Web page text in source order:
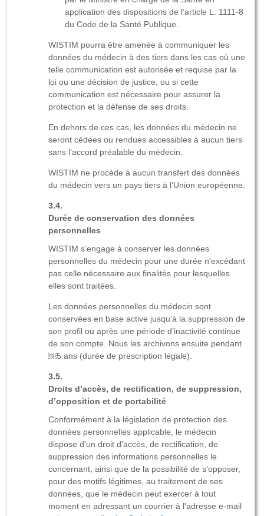
application des dispositions de l’article L. 1111-8
du Code de la Santé Publique.
WISTIM pourra être amenée à communiquer les
données du médecin à des tiers dans les cas où une
telle communication est autorisée et requise par la
loi ou une décision de justice, ou si cette
communication est nécessaire pour assurer la
protection et la défense de ses droits.
En dehors de ces cas, les données du médecin ne
seront cédées ou rendues accessibles à aucun tiers
sans l’accord préalable du médecin.
WISTIM ne procède à aucun transfert des données
du médecin vers un pays tiers à l’Union européenne.
Durée de conservation des données
personnelles
WISTIM s’engage à conserver les données
personnelles du médecin pour une durée n'excédant
pas celle nécessaire aux finalités pour lesquelles
elles sont traitées.
Les données personnelles du médecin sont
conservées en base active jusqu’à la suppression de
son profil ou après une période d’inactivité continue
de son compte. Nous les archivons ensuite pendant
￼5 ans (durée de prescription légale).
Droits d’accès, de rectification, de suppression,
d’opposition et de portabilité
Conformément à la législation de protection des
données personnelles applicable, le médecin
dispose d'un droit d'accès, de rectification, de
suppression des informations personnelles le
concernant, ainsi que de la possibilité de s’opposer,
pour des motifs légitimes, au traitement de ses
données, que le médecin peut exercer à tout
moment en adressant un courrier à l'adresse e-mail